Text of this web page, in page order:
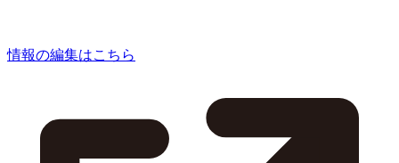
情報の編集はこちら